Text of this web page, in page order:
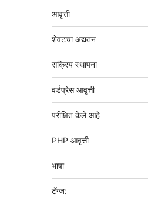
मेटा
आवृत्ती
शेवटचा अद्यतन
सक्रिय स्थापना
वर्डप्रेस आवृत्ती
परीक्षित केले आहे
PHP आवृत्ती
भाषा
टॅग्ज: